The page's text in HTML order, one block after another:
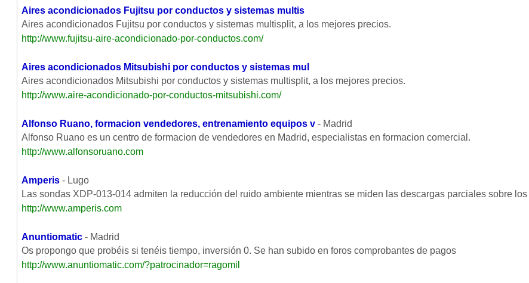
Aires acondicionados Fujitsu por conductos y sistemas multis
Aires acondicionados Fujitsu por conductos y sistemas multisplit, a los mejores precios.
http://www.fujitsu-aire-acondicionado-por-conductos.com/
Aires acondicionados Mitsubishi por conductos y sistemas mul
Aires acondicionados Mitsubishi por conductos y sistemas multisplit, a los mejores precios.
http://www.aire-acondicionado-por-conductos-mitsubishi.com/
Alfonso Ruano, formacion vendedores, entrenamiento equipos v- Madrid
Alfonso Ruano es un centro de formacion de vendedores en Madrid, especialistas en formacion comercial.
http://www.alfonsoruano.com
Amperis- Lugo
Las sondas XDP-013-014 admiten la reducción del ruido ambiente mientras se miden las descargas parciales sobre
http://www.amperis.com
Anuntiomatic- Madrid
Os propongo que probéis si tenéis tiempo, inversión 0. Se han subido en foros comprobantes de pagos
http://www.anuntiomatic.com/?patrocinador=ragomil